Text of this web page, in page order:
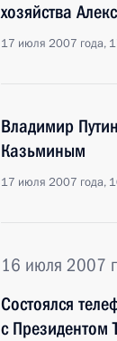
хозяйства
17 июля 2007 года,
Владимир
Казьминым
17 июля 2007 года,
16 июля 2007
Состоялся
с Президентом